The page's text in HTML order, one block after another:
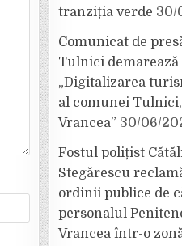
tranziția verde 30/
Comunicat de
Tulnici
„Digitalizarea
al comunei
Vrancea” 30/06/
Fostul polițist
Stegărescu
ordinii publice de
personalul
Vrancea într-o